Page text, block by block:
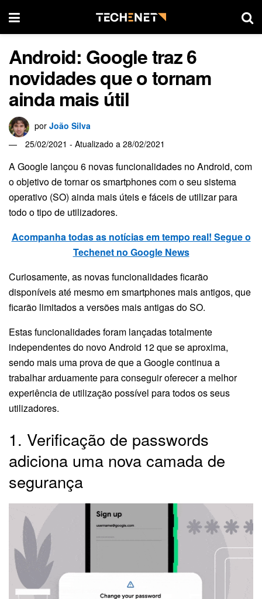
Android: Google traz 6
novidades que o tornam
ainda mais útil
por João Silva
25/02/2021 - Atualizado a 28/02/2021
A Google lançou 6 novas funcionalidades no Android, com
o objetivo de tornar os smartphones com o seu sistema
operativo (SO) ainda mais úteis e fáceis de utilizar para
todo o tipo de utilizadores.
Acompanha todas as notícias em tempo real! Segue o
Techenet no Google News
Curiosamente, as novas funcionalidades ficarão
disponíveis até mesmo em smartphones mais antigos, que
ficarão limitados a versões mais antigas do SO.
Estas funcionalidades foram lançadas totalmente
independentes do novo Android 12 que se aproxima,
sendo mais uma prova de que a Google continua a
trabalhar arduamente para conseguir oferecer a melhor
experiência de utilização possível para todos os seus
utilizadores.
1. Verificação de passwords
adiciona uma nova camada de
segurança